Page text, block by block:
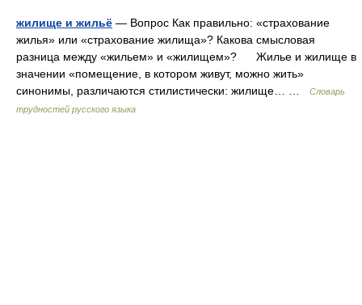
жилище и жильё — Вопрос Как правильно: «страхование
жилья» или «страхование жилища»? Какова смысловая
разница между «жильем» и «жилищем»? Жилье и жилище в
значении «помещение, в котором живут, можно жить»
синонимы, различаются стилистически: жилище… …
Словарь
трудностей русского языка